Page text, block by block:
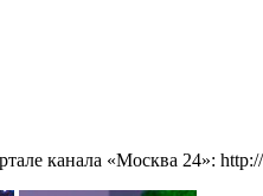
канала «Москва 24»: